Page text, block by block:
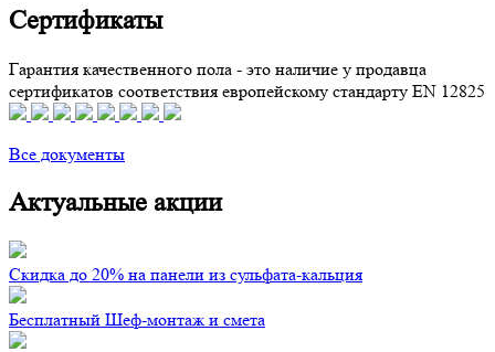
Сертификаты
Гарантия качественного пола - это наличие у продавца
сертификатов соответствия европейскому стандарту EN 12825
Все документы
Актуальные акции
Скидка до 20% на панели из сульфата-кальция
Бесплатный Шеф-монтаж и смета